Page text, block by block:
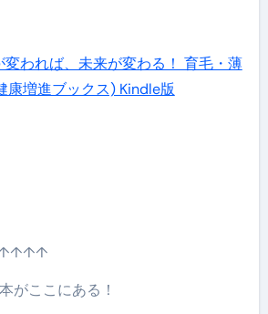
変われば、未来が変わる！ 育毛・薄
康増進ブックス) Kindle版
がここにある！